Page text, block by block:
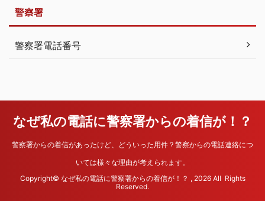
警察署
警察署電話番号
なぜ私の電話に警察署からの着信が！？
警察署からの着信があったけど、どういった用件？警察からの電話連絡につ
いては様々な理由が考えられます。
Copyright© なぜ私の電話に警察署からの着信が！？ , 2026 All Rights
Reserved.